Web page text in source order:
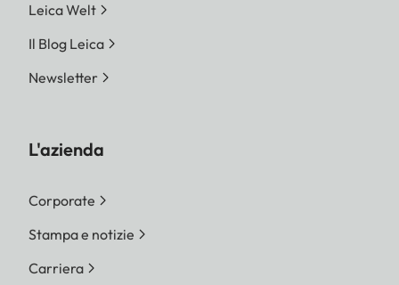
Leica Welt
Il Blog Leica
Newsletter
L'azienda
Corporate
Stampa e notizie
Carriera